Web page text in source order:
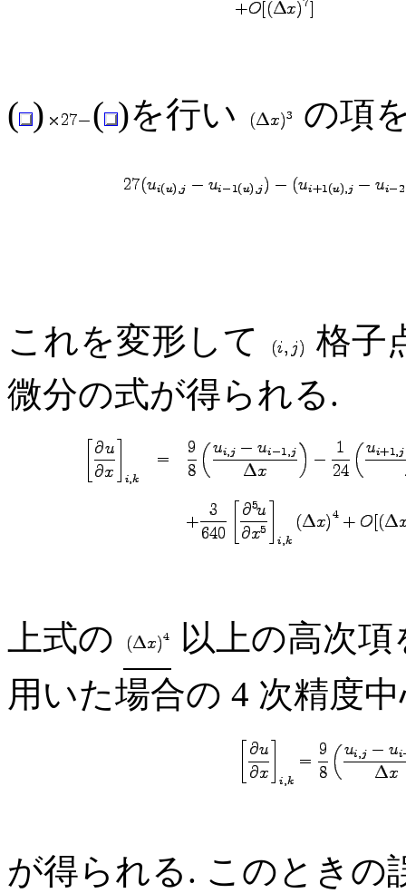
( ) ( )を行い の項
これを変形して
格子
微分の式が得られる.
上式の
以上の高次
用いた場合の 4 次精度
が得られる. このときの